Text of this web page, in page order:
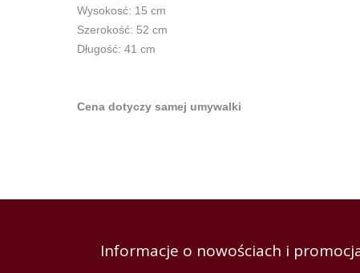
Wysokosć: 15 cm
Szerokość: 52 cm
Długość: 41 cm
Cena dotyczy samej umywalki
Informacje o nowościach i